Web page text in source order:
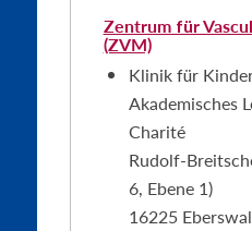
Zentrum für
(ZVM)
Klinik für
Akademisches
Charité
Rudolf-
6, Ebene 1)
16225